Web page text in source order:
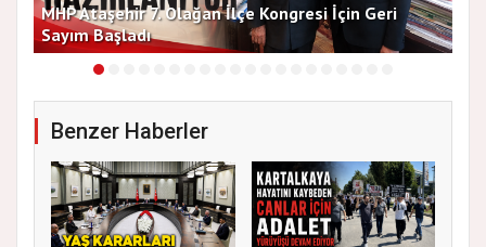
MHP Ataşehir 7. Olağan İlçe Kongresi İçin Geri
Sayım Başladı
Benzer Haberler